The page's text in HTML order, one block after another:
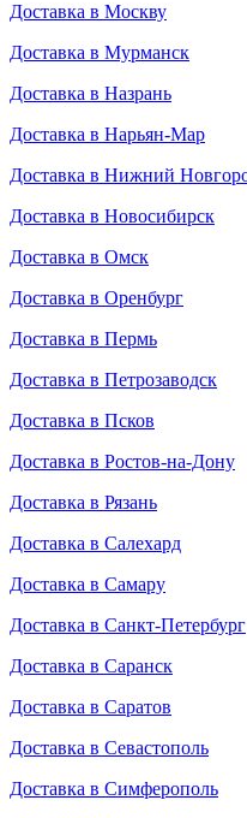
Доставка в Москву
Доставка в Мурманск
Доставка в Назрань
Доставка в Нарьян-Мар
Доставка в Нижний
Доставка в Новосибирск
Доставка в Омск
Доставка в Оренбург
Доставка в Пермь
Доставка в Петрозаводск
Доставка в Псков
Доставка в Ростов-на-Дону
Доставка в Рязань
Доставка в Салехард
Доставка в Самару
Доставка в Санкт-Петербург
Доставка в Саранск
Доставка в Саратов
Доставка в Севастополь
Доставка в Симферополь